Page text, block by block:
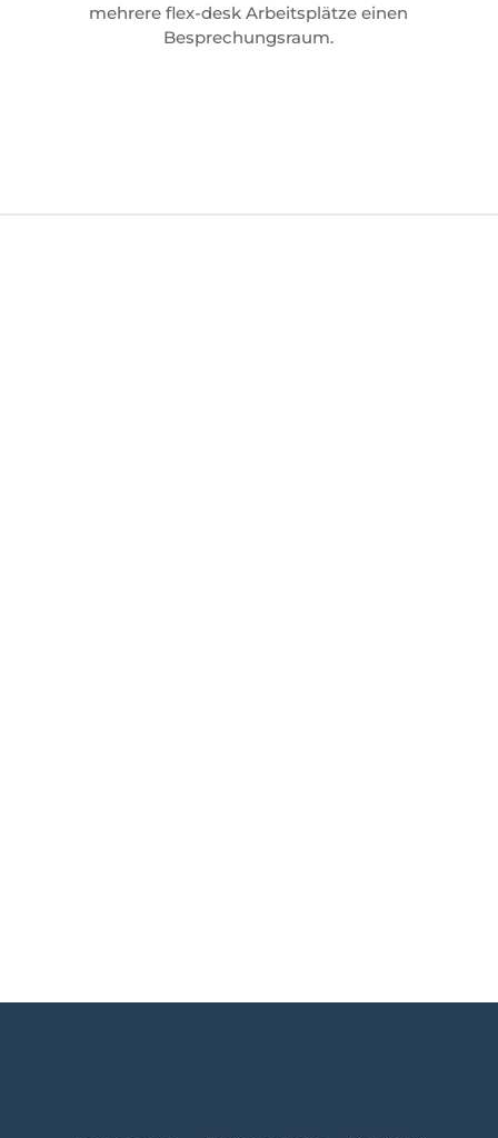
mehrere flex-desk Arbeitsplätze einen
Besprechungsraum.